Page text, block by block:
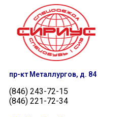
пр-кт Металлургов, д. 84
(846) 243-72-15
(846) 221-72-34